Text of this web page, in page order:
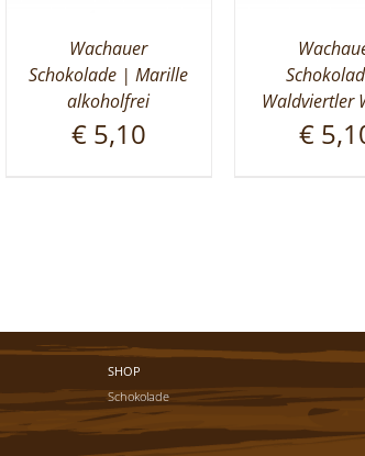
Wachauer
Schokolade | Marille
alkoholfrei
€5,10
Waldviertler
€
SHOP
Schokolade